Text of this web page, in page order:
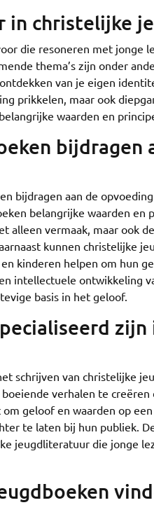
in christelijke
die resoneren met jonge
thema’s zijn onder
van je eigen
prikkelen, maar ook
waarden en
bijdragen
bijdragen aan de
belangrijke waarden en
alleen vermaak, maar ook
kunnen christelijke
kinderen helpen om hun
intellectuele ontwikkeling
basis in het geloof.
schrijven van christelijke
verhalen te
geloof en waarden op
te laten bij hun publiek.
jeugdliteratuur die jonge